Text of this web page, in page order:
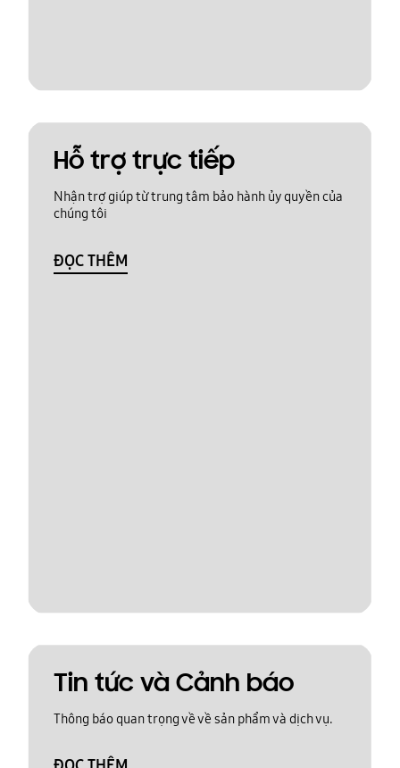
Hỗ trợ trực tiếp
Nhận trợ giúp từ trung tâm bảo hành ủy quyền của
chúng tôi
ĐỌC THÊM
Tin tức và Cảnh báo
Thông báo quan trọng về về sản phẩm và dịch vụ.